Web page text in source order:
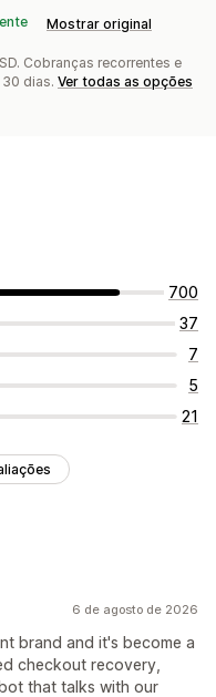
Mostrar original
Cobranças recorrentes e
dias. Ver todas as opções
700
37
7
5
21
6 de agosto de 2026
brand and it's become a
checkout recovery,
that talks with our